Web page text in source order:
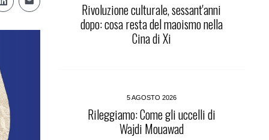
Rivoluzione culturale, sessant'anni
dopo: cosa resta del maoismo nella
Cina di Xi
5 AGOSTO 2026
Rileggiamo: Come gli uccelli di
Wajdi Mouawad